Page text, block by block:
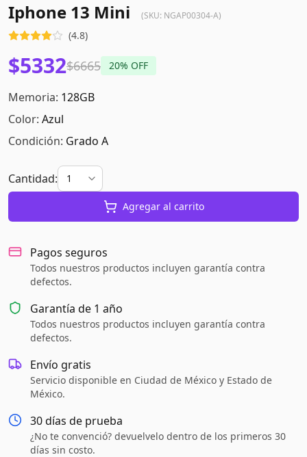
Iphone 13 Mini (SKU: NGAP00304-A)
(4.8)
$5332$6665 20% OFF
Memoria: 128GB
Color: Azul
Condición: Grado A
Cantidad:
Agregar al carrito
Pagos seguros
Todos nuestros productos incluyen garantía contra
defectos.
Garantía de 1 año
Todos nuestros productos incluyen garantía contra
defectos.
Envío gratis
Servicio disponible en Ciudad de México y Estado de
México.
30 días de prueba
¿No te convenció? devuelvelo dentro de los primeros 30
días sin costo.